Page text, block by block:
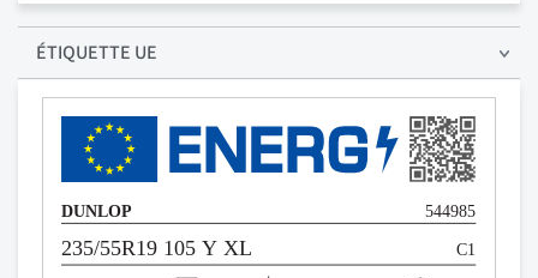
ÉTIQUETTE UE